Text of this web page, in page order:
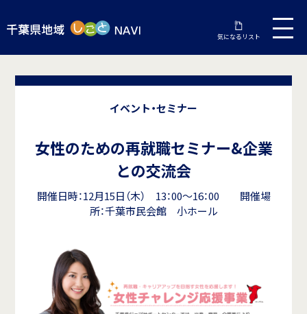
気になるリスト
イベント・セミナー
女性のための再就職セミナー&企業
との交流会
開催日時：12月15日（木） 13：00～16：00 開催場
所：千葉市民会館 小ホール